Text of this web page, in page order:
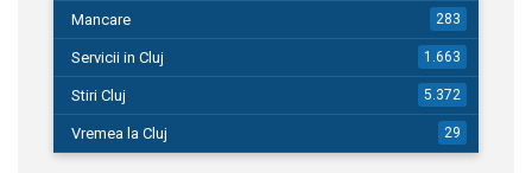
Mancare 283
Servicii in Cluj 1.663
Stiri Cluj 5.372
Vremea la Cluj 29